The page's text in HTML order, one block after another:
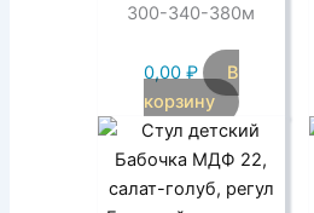
300-340-380м
0,00 ₽
В
корзину